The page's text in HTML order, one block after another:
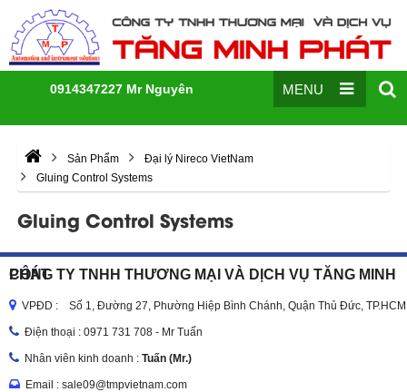
0914347227 Mr Nguyên MENU
Sản Phẩm
Đại lý Nireco VietNam
Gluing Control Systems
Gluing Control Systems
CÔNG TY TNHH THƯƠNG MẠI VÀ DỊCH VỤ TĂNG MINH PHÁT
VPĐD : Số 1, Đường 27, Phường Hiệp Bình Chánh, Quận Thủ Đức, TP.HCM
Điện thoại : 0971 731 708 - Mr Tuấn
Nhân viên kinh doanh : Tuấn (Mr.)
Email : sale09@tmpvietnam.com